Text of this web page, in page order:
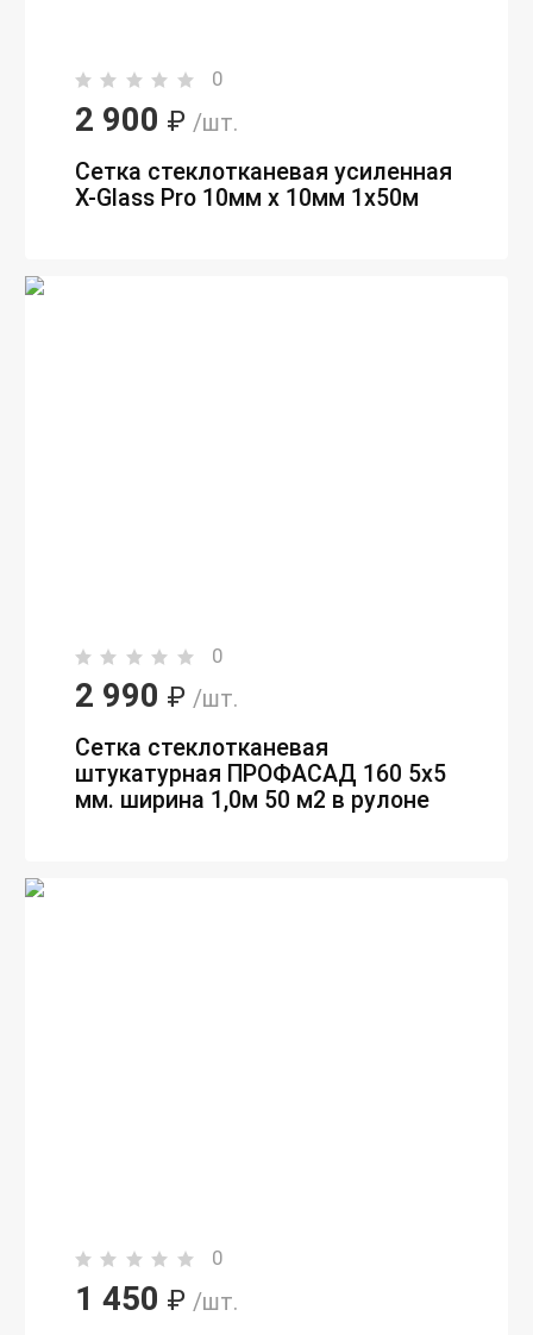
0
2 900 ₽ /шт.
Сетка стеклотканевая усиленная
Х-Glass Pro 10мм х 10мм 1х50м
0
2 990 ₽ /шт.
Сетка стеклотканевая
штукатурная ПРОФАСАД 160 5х5
мм. ширина 1,0м 50 м2 в рулоне
0
1 450 ₽ /шт.